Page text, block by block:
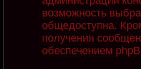
возможность
общедоступна.
получения
обеспечением